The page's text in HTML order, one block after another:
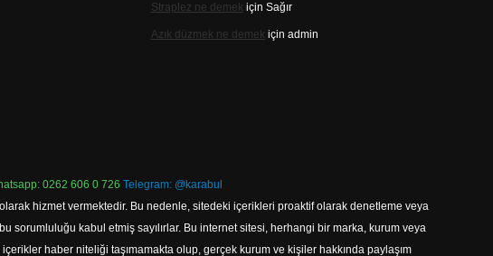
Straplez ne demek için Sağır
Azık düzmek ne demek için admin
0262 606 0 726 Telegram: @karabul
hizmet vermektedir. Bu nedenle, sitedeki içerikleri proaktif olarak denetleme veya
sorumluluğu kabul etmiş sayılırlar. Bu internet sitesi, herhangi bir marka, kurum veya
haber niteliği taşımamakta olup, gerçek kurum ve kişiler hakkında paylaşım